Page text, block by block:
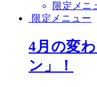
限定メニ
限定メニュー
4月の変
ン」！